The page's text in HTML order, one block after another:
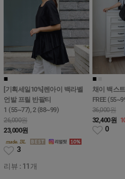
■
[기획세일10%]렌아이 백라벨
언발 프릴 반팔티
1 (55~77), 2 (88~99)
26,000원
23,000원
3
리뷰 : 11개
■
채이 백스
FREE
36,000원
32,400원
0